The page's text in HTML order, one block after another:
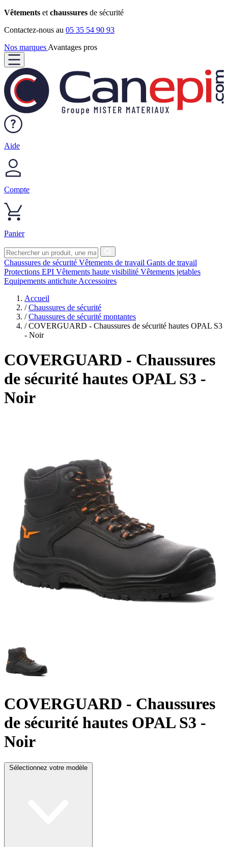
Vêtements et chaussures de sécurité
Contactez-nous au 05 35 54 90 93
Nos marques Avantages pros
Aide
Compte
Panier
Chaussures de sécurité Vêtements de travail Gants de travail
Protections EPI Vêtements haute visibilité Vêtements jetables
Equipements antichute Accessoires
Accueil
/ Chaussures de sécurité
/ Chaussures de sécurité montantes
/ COVERGUARD - Chaussures de sécurité hautes OPAL S3
- Noir
COVERGUARD - Chaussures
de sécurité hautes OPAL S3 -
Noir
COVERGUARD - Chaussures
de sécurité hautes OPAL S3 -
Noir
Sélectionnez votre modèle